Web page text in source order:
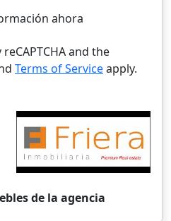
ahora
and the
Terms of Serviceapply.
de la agencia